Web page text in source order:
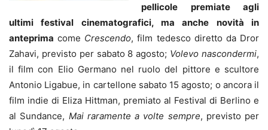
pellicole premiate agli
ultimi festival cinematografici, ma anche novità in
anteprima come Crescendo, film tedesco diretto da Dror
Zahavi, previsto per sabato 8 agosto; Volevo nascondermi,
il film con Elio Germano nel ruolo del pittore e scultore
Antonio Ligabue, in cartellone sabato 15 agosto; o ancora il
film indie di Eliza Hittman, premiato al Festival di Berlino e
al Sundance, Mai raramente a volte sempre, previsto per